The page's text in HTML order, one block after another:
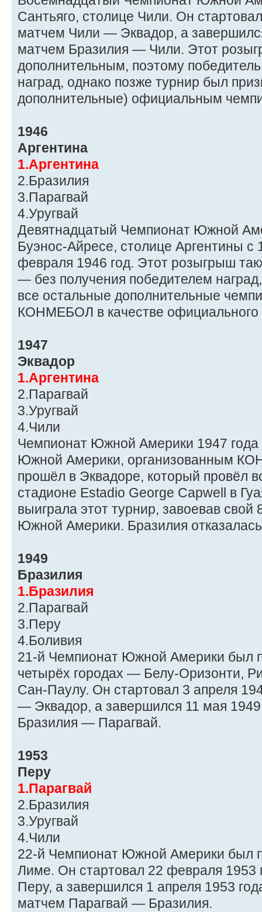
Сантьяго, столице Чили. Он
матчем Чили — Эквадор, а
матчем Бразилия — Чили. Этот
дополнительным, поэтому
наград, однако позже турнир был
дополнительные) официальным
1946
Аргентина
1.Аргентина
2.Бразилия
3.Парагвай
4.Уругвай
Девятнадцатый Чемпионат Южной
Буэнос-Айресе, столице Аргентины с
февраля 1946 год. Этот розыгрыш
— без получения победителем
все остальные дополнительные
КОНМЕБОЛ в качестве официального
1947
Эквадор
1.Аргентина
2.Парагвай
3.Уругвай
4.Чили
Чемпионат Южной Америки 1947
Южной Америки, организованным
прошёл в Эквадоре, который провёл
стадионе Estadio George Capwell в
выиграла этот турнир, завоевав свой
Южной Америки. Бразилия
1949
Бразилия
1.Бразилия
2.Парагвай
3.Перу
4.Боливия
21-й Чемпионат Южной Америки был
четырёх городах — Белу-Оризонти,
Сан-Паулу. Он стартовал 3 апреля
— Эквадор, а завершился 11 мая
Бразилия — Парагвай.
1953
Перу
1.Парагвай
2.Бразилия
3.Уругвай
4.Чили
22-й Чемпионат Южной Америки был
Лиме. Он стартовал 22 февраля
Перу, а завершился 1 апреля 1953
матчем Парагвай — Бразилия.